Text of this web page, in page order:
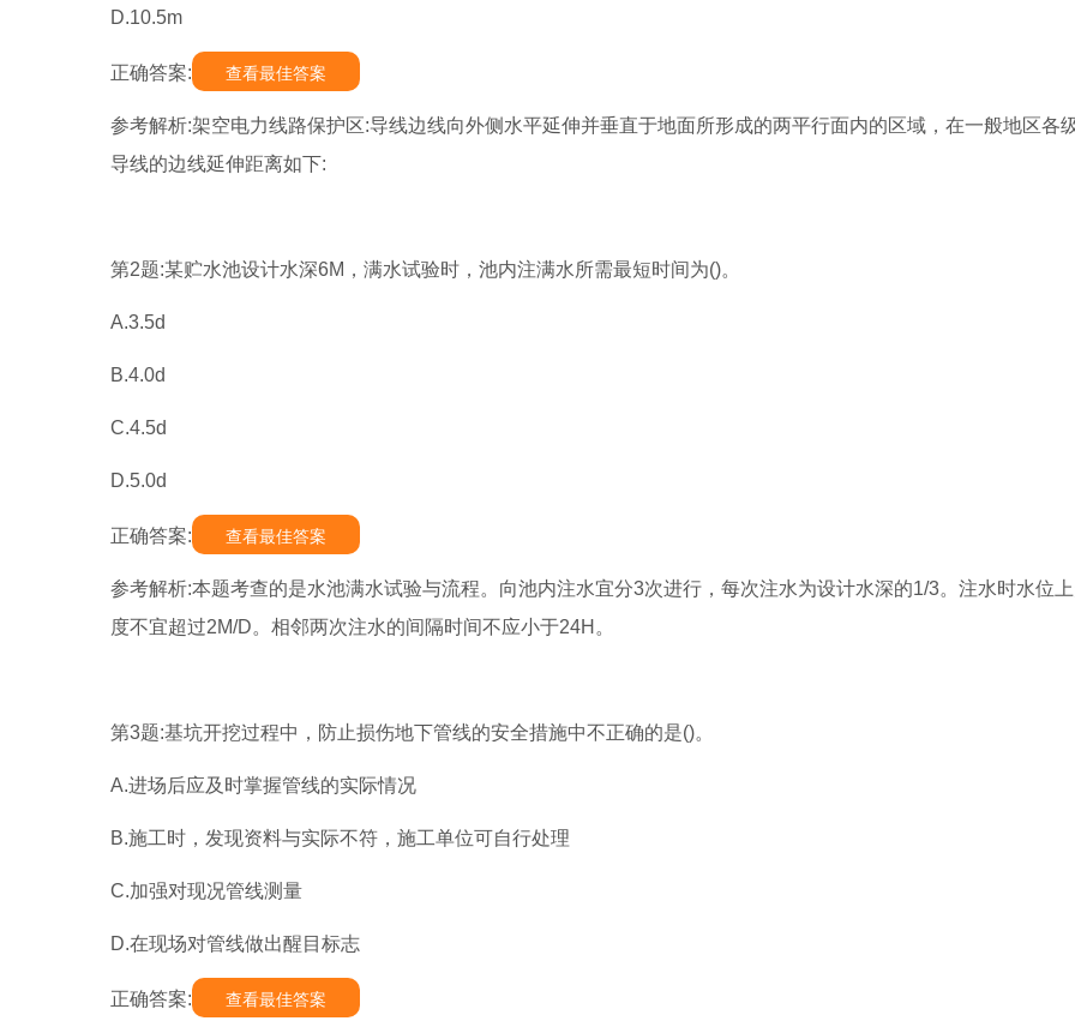
D.10.5m
正确答案: 查看最佳答案
参考解析:架空电力线路保护区:导线边线向外侧水平延伸并垂直于地面所形成的两平行面内的区域，在一般地区各
导线的边线延伸距离如下:
第2题:某贮水池设计水深6M，满水试验时，池内注满水所需最短时间为()。
A.3.5d
B.4.0d
C.4.5d
D.5.0d
正确答案: 查看最佳答案
参考解析:本题考查的是水池满水试验与流程。向池内注水宜分3次进行，每次注水为设计水深的1/3。注水时水位
度不宜超过2M/D。相邻两次注水的间隔时间不应小于24H。
第3题:基坑开挖过程中，防止损伤地下管线的安全措施中不正确的是()。
A.进场后应及时掌握管线的实际情况
B.施工时，发现资料与实际不符，施工单位可自行处理
C.加强对现况管线测量
D.在现场对管线做出醒目标志
正确答案: 查看最佳答案